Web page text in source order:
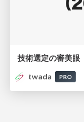
twada
PRO